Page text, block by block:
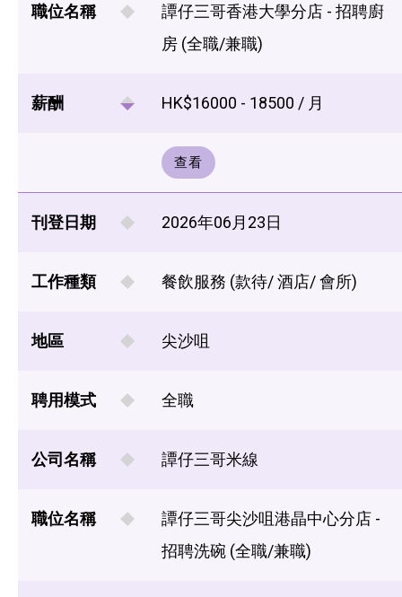
職位名稱
譚仔三哥香港大學分店 - 招聘廚
房 (全職/兼職)
薪酬 HK$16000 - 18500 / 月
查看
刊登日期 2026年06月23日
工作種類 餐飲服務 (款待/ 酒店/ 會所)
地區 尖沙咀
聘用模式 全職
公司名稱 譚仔三哥米線
職位名稱
譚仔三哥尖沙咀港晶中心分店 -
招聘洗碗 (全職/兼職)